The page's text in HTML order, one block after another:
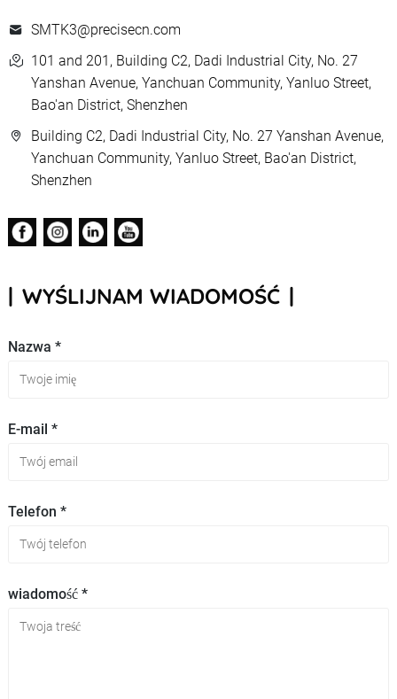
SMTK3@precisecn.com
101 and 201, Building C2, Dadi Industrial City, No. 27
Yanshan Avenue, Yanchuan Community, Yanluo Street,
Bao'an District, Shenzhen
Building C2, Dadi Industrial City, No. 27 Yanshan Avenue,
Yanchuan Community, Yanluo Street, Bao'an District,
Shenzhen
WYŚLIJNAM WIADOMOŚĆ
Nazwa *
E-mail *
Telefon *
wiadomość *